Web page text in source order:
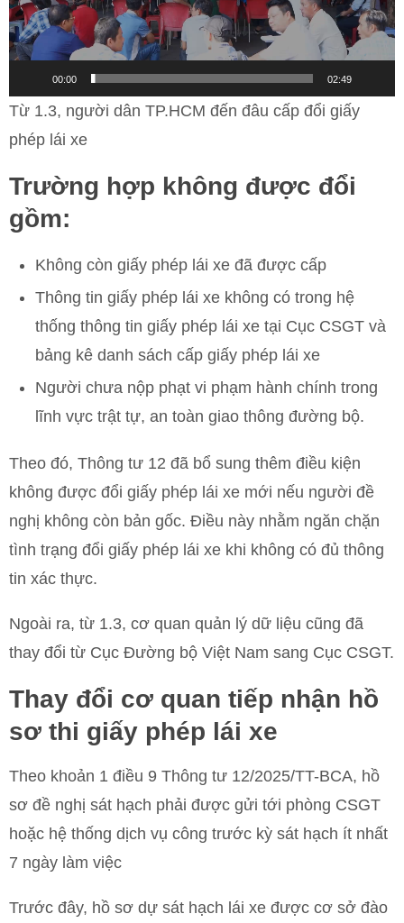
00:00 02:49
Từ 1.3, người dân TP.HCM đến đâu cấp đổi giấy
phép lái xe
Trường hợp không được đổi
gồm:
Không còn giấy phép lái xe đã được cấp
Thông tin giấy phép lái xe không có trong hệ
thống thông tin giấy phép lái xe tại Cục CSGT và
bảng kê danh sách cấp giấy phép lái xe
Người chưa nộp phạt vi phạm hành chính trong
lĩnh vực trật tự, an toàn giao thông đường bộ.
Theo đó, Thông tư 12 đã bổ sung thêm điều kiện
không được đổi giấy phép lái xe mới nếu người đề
nghị không còn bản gốc. Điều này nhằm ngăn chặn
tình trạng đổi giấy phép lái xe khi không có đủ thông
tin xác thực.
Ngoài ra, từ 1.3, cơ quan quản lý dữ liệu cũng đã
thay đổi từ Cục Đường bộ Việt Nam sang Cục CSGT.
Thay đổi cơ quan tiếp nhận hồ
sơ thi giấy phép lái xe
Theo khoản 1 điều 9 Thông tư 12/2025/TT-BCA, hồ
sơ đề nghị sát hạch phải được gửi tới phòng CSGT
hoặc hệ thống dịch vụ công trước kỳ sát hạch ít nhất
7 ngày làm việc
Trước đây, hồ sơ dự sát hạch lái xe được cơ sở đào